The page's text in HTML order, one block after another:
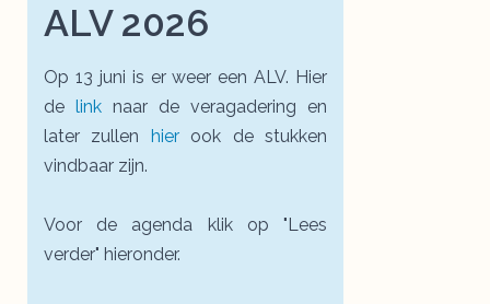
ALV 2026
Op 13 juni is er weer een ALV. Hier
de link naar de veragadering en
later zullen hierook de stukken
vindbaar zijn.
Voor de agenda klik op "Lees
verder" hieronder.